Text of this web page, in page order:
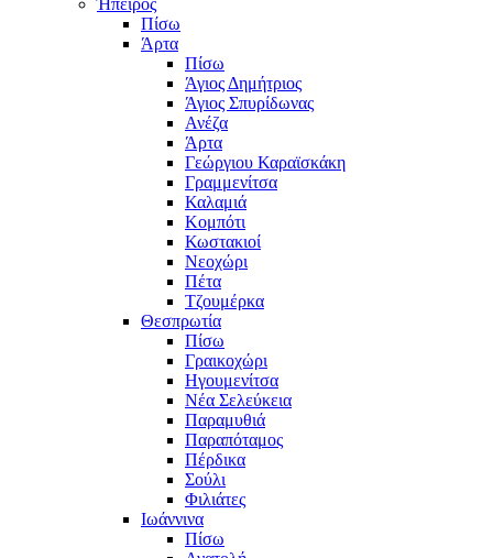
Πίσω
Άρτα
Πίσω
Άγιος Δημήτριος
Άγιος Σπυρίδωνας
Ανέζα
Άρτα
Γεώργιου Καραϊσκάκη
Γραμμενίτσα
Καλαμιά
Κομπότι
Κωστακιοί
Νεοχώρι
Πέτα
Τζουμέρκα
Θεσπρωτία
Πίσω
Γραικοχώρι
Ηγουμενίτσα
Νέα Σελεύκεια
Παραμυθιά
Παραπόταμος
Πέρδικα
Σούλι
Φιλιάτες
Ιωάννινα
Πίσω